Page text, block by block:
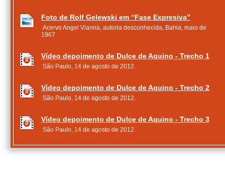
Foto de Rolf Gelewski em “Fase Expresiva”
Acervo Angel Vianna, autoria desconhecida, Bahia, maio de
1967.
Vídeo depoimento de Dulce de Aquino - Trecho 1
São Paulo, 14 de agosto de 2012.
Vídeo depoimento de Dulce de Aquino - Trecho 2
São Paulo, 14 de agosto de 2012.
Vídeo depoimento de Dulce de Aquino - Trecho 3
São Paulo, 14 de agosto de 2012.
Depoimento de Dulce de Aquino